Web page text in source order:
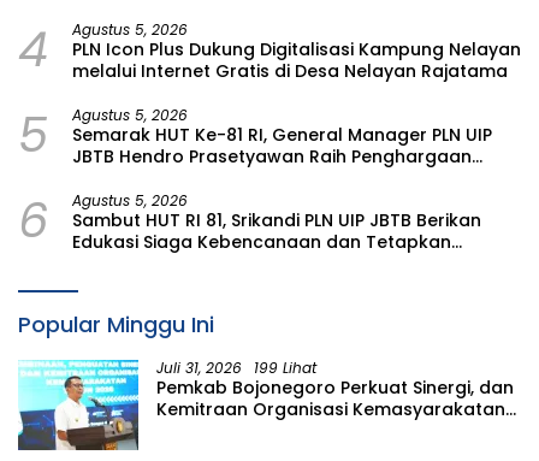
4 Agustus 5, 2026
PLN Icon Plus Dukung Digitalisasi Kampung Nelayan
melalui Internet Gratis di Desa Nelayan Rajatama
5 Agustus 5, 2026
Semarak HUT Ke-81 RI, General Manager PLN UIP
JBTB Hendro Prasetyawan Raih Penghargaan
6 Agustus 5, 2026
Sambut HUT RI 81, Srikandi PLN UIP JBTB Berikan
Edukasi Siaga Kebencanaan dan Tetapkan
Kampung Aren Simacan Banyuwangi
Popular Minggu Ini
Juli 31, 2026 199 Lihat
Pemkab Bojonegoro Perkuat Sinergi, dan
Kemitraan Organisasi Kemasyarakatan